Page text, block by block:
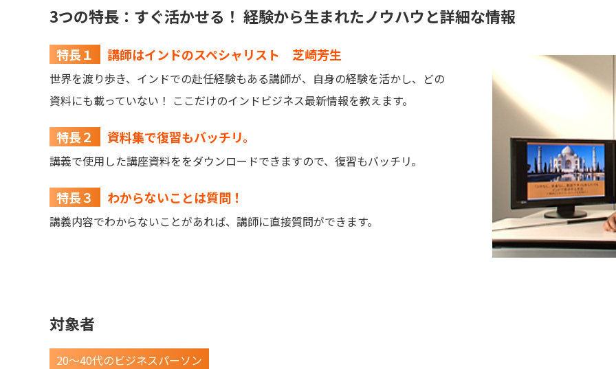
3つの特長：すぐ活かせる！ 経験から生まれたノウハウと詳細な情報
特長１ 講師はインドのスペシャリスト 芝崎芳生
世界を渡り歩き、インドでの赴任経験もある講師が、自身の経験を活かし、どの
資料にも載っていない！ ここだけのインドビジネス最新情報を教えます。
特長２ 資料集で復習もバッチリ。
講義で使用した講座資料ををダウンロードできますので、復習もバッチリ。
特長３ わからないことは質問！
講義内容でわからないことがあれば、講師に直接質問ができます。
対象者
20〜40代のビジネスパーソン